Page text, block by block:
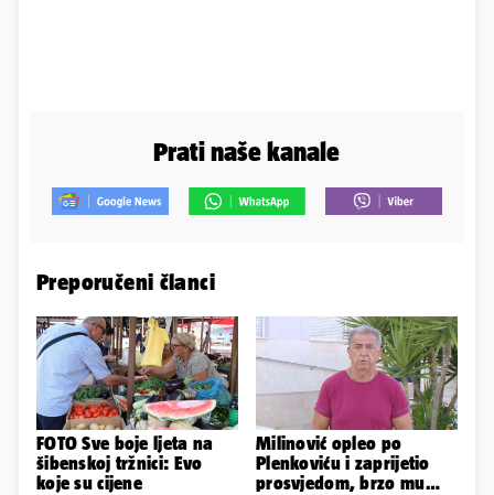
Prati naše kanale
Preporučeni članci
FOTO Sve boje ljeta na
šibenskoj tržnici: Evo
koje su cijene
Milinović opleo po
Plenkoviću i zaprijetio
prosvjedom, brzo mu